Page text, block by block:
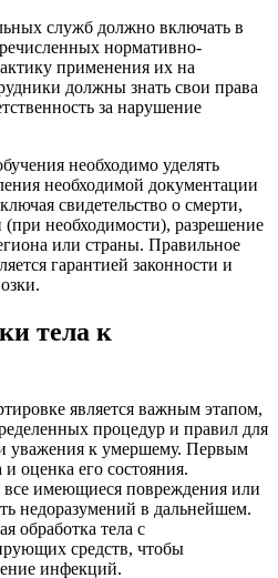
служб должно включать в
нормативно-
применения их на
должны знать свои права
за нарушение
необходимо уделять
необходимой документации
свидетельство о смерти,
(при необходимости), разрешение
или страны. Правильное
гарантией законности и
тела к
является важным этапом,
процедур и правил для
уважения к умершему. Первым
оценка его состояния.
все имеющиеся повреждения или
недоразумений в дальнейшем.
обработка тела с
средств, чтобы
инфекций.